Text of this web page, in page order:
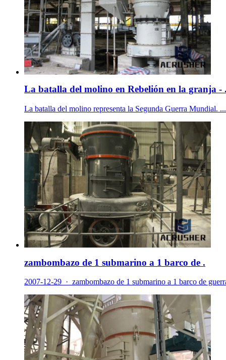
La batalla del molino en Rebelión en la granja - .
La batalla del molino representa la Segunda Guerra Mundial.
zambombazo de 1 submarino a 1 barco de .
2007-12-29 · zambombazo de 1 submarino a 1 barco de